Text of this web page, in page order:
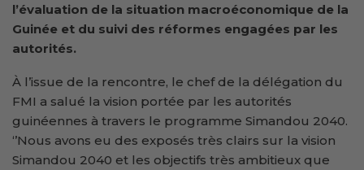
l’évaluation de la situation macroéconomique de la
Guinée et du suivi des réformes engagées par les
autorités.
À l’issue de la rencontre, le chef de la délégation du
FMI a salué la vision portée par les autorités
guinéennes à travers le programme Simandou 2040.
‘’Nous avons eu des exposés très clairs sur la vision
Simandou 2040 et les objectifs très ambitieux que